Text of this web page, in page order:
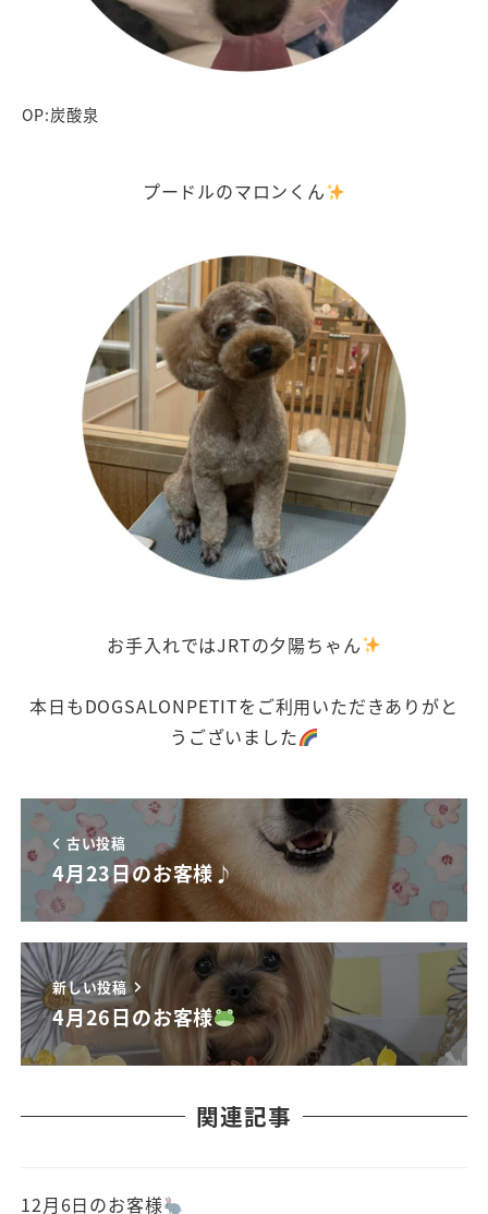
OP:炭酸泉
プードルのマロンくん
お手入れではJRTの夕陽ちゃん
本日もDOGSALONPETITをご利用いただきありがと
うございました
古い投稿
4月23日のお客様♪
新しい投稿
4月26日のお客様
関連記事
12月6日のお客様